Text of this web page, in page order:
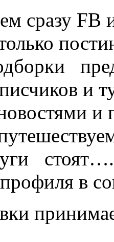
сразу FB
и
и
в